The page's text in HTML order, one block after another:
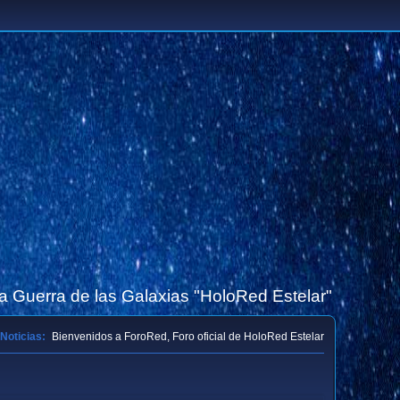
Guerra de las Galaxias "HoloRed Estelar"
Noticias: Bienvenidos a ForoRed, Foro oficial de HoloRed Estelar